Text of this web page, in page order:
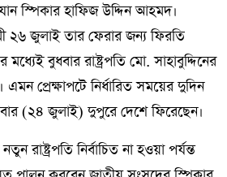
স্পিকার হাফিজ উদ্দিন আহমদ।
২৬ জুলাই তার ফেরার জন্য ফিরতি
মধ্যেই বুধবার রাষ্ট্রপতি মো. সাহাবুদ্দিনের
প্রেক্ষাপটে নির্ধারিত সময়ের দুদিন
(২৪ জুলাই) দুপুরে দেশে ফিরেছেন।
রাষ্ট্রপতি নির্বাচিত না হওয়া পর্যন্ত